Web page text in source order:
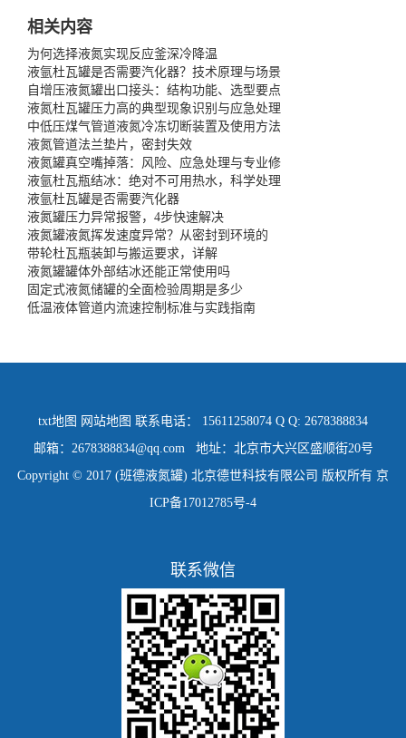
相关内容
为何选择液氮实现反应釜深冷降温
液氩杜瓦罐是否需要汽化器？技术原理与场景
自增压液氮罐出口接头：结构功能、选型要点
液氮杜瓦罐压力高的典型现象识别与应急处理
中低压煤气管道液氮冷冻切断装置及使用方法
液氮管道法兰垫片，密封失效
液氮罐真空嘴掉落：风险、应急处理与专业修
液氩杜瓦瓶结冰：绝对不可用热水，科学处理
液氩杜瓦罐是否需要汽化器
液氮罐压力异常报警，4步快速解决
液氮罐液氮挥发速度异常？从密封到环境的
带轮杜瓦瓶装卸与搬运要求，详解
液氮罐罐体外部结冰还能正常使用吗
固定式液氮储罐的全面检验周期是多少
低温液体管道内流速控制标准与实践指南
txt地图 网站地图 联系电话： 15611258074 Q Q: 2678388834
邮箱：2678388834@qq.com 地址：北京市大兴区盛顺街20号
Copyright © 2017 (班德液氮罐) 北京德世科技有限公司 版权所有 京
ICP备17012785号-4
联系微信